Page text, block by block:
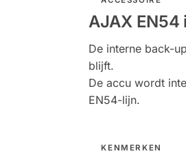
AJAX
De interne back-
blijft.
De accu wordt
EN54-lijn.
KENMERKEN